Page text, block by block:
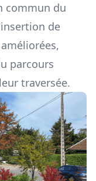
commun du
de
parcours
traversée.